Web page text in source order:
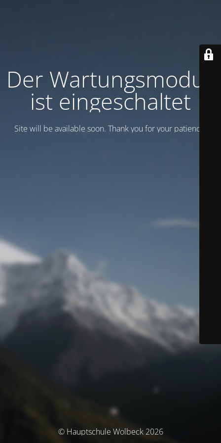
Der Wartungsmodus
ist eingeschaltet
Site will be available soon. Thank you for your patience!
© Hauptschule Wolbeck 2026